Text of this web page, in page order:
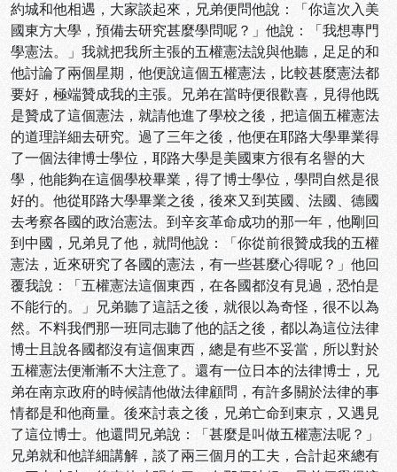
約城和他相遇，大家談起來，兄弟便問他說：「你這次入美
國東方大學，預備去研究甚麼學問呢？」他說：「我想專門
學憲法。」我就把我所主張的五權憲法說與他聽，足足的和
他討論了兩個星期，他便說這個五權憲法，比較甚麼憲法都
要好，極端贊成我的主張。兄弟在當時便很歡喜，見得他既
是贊成了這個憲法，就請他進了學校之後，把這個五權憲法
的道理詳細去研究。過了三年之後，他便在耶路大學畢業得
了一個法律博士學位，耶路大學是美國東方很有名譽的大
學，他能夠在這個學校畢業，得了博士學位，學問自然是很
好的。他從耶路大學畢業之後，後來又到英國、法國、德國
去考察各國的政治憲法。到辛亥革命成功的那一年，他剛回
到中國，兄弟見了他，就問他說：「你從前很贊成我的五權
憲法，近來研究了各國的憲法，有一些甚麼心得呢？」他回
覆我說：「五權憲法這個東西，在各國都沒有見過，恐怕是
不能行的。」兄弟聽了這話之後，就很以為奇怪，很不以為
然。不料我們那一班同志聽了他的話之後，都以為這位法律
博士且說各國都沒有這個東西，總是有些不妥當，所以對於
五權憲法便漸漸不大注意了。還有一位日本的法律博士，兄
弟在南京政府的時候請他做法律顧問，有許多關於法律的事
情都是和他商量。後來討袁之後，兄弟亡命到東京，又遇見
了這位博士。他還問兄弟說：「甚麼是叫做五權憲法呢？」
兄弟就和他詳細講解，談了兩三個月的工夫，合計起來總有